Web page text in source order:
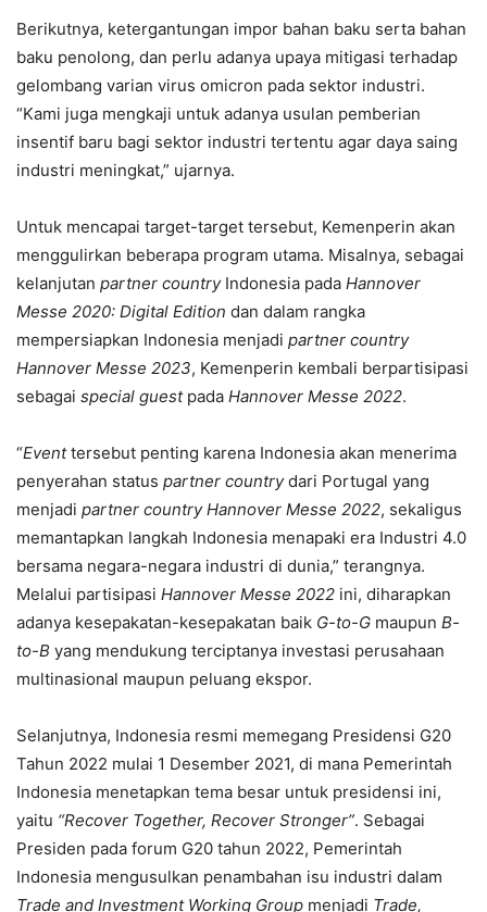
Berikutnya, ketergantungan impor bahan baku serta bahan
baku penolong, dan perlu adanya upaya mitigasi terhadap
gelombang varian virus omicron pada sektor industri.
“Kami juga mengkaji untuk adanya usulan pemberian
insentif baru bagi sektor industri tertentu agar daya saing
industri meningkat,” ujarnya.
Untuk mencapai target-target tersebut, Kemenperin akan
menggulirkan beberapa program utama. Misalnya, sebagai
kelanjutan partner countryIndonesia pada Hannover
Messe 2020: Digital Edition dan dalam rangka
mempersiapkan Indonesia menjadi partner country
Hannover Messe 2023, Kemenperin kembali berpartisipasi
sebagai special guestpada Hannover Messe 2022.
“Eventtersebut penting karena Indonesia akan menerima
penyerahan status partner countrydari Portugal yang
menjadi partner country Hannover Messe 2022, sekaligus
memantapkan langkah Indonesia menapaki era Industri 4.0
bersama negara-negara industri di dunia,” terangnya.
Melalui partisipasi Hannover Messe 2022 ini, diharapkan
adanya kesepakatan-kesepakatan baik G-to-G maupun B-
to-B yang mendukung terciptanya investasi perusahaan
multinasional maupun peluang ekspor.
Selanjutnya, Indonesia resmi memegang Presidensi G20
Tahun 2022 mulai 1 Desember 2021, di mana Pemerintah
Indonesia menetapkan tema besar untuk presidensi ini,
yaitu “Recover Together, Recover Stronger”. Sebagai
Presiden pada forum G20 tahun 2022, Pemerintah
Indonesia mengusulkan penambahan isu industri dalam
Trade and Investment Working Group menjadi Trade,